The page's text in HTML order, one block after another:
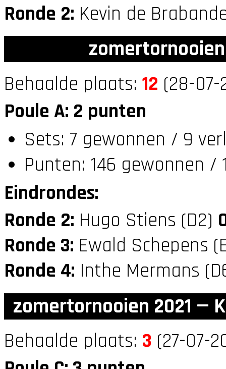
Ronde 2: Kevin de
Behaalde plaats: 12 (28-07-
Poule A: 2 punten
Sets: 7 gewonnen / 9
Punten: 146 gewonnen /
Eindrondes:
Ronde 2: Hugo Stiens (D2)
Ronde 3: Ewald Schepens
Ronde 4: Inthe Mermans
zomertornooien 2021 —
Behaalde plaats: 3 (27-07-